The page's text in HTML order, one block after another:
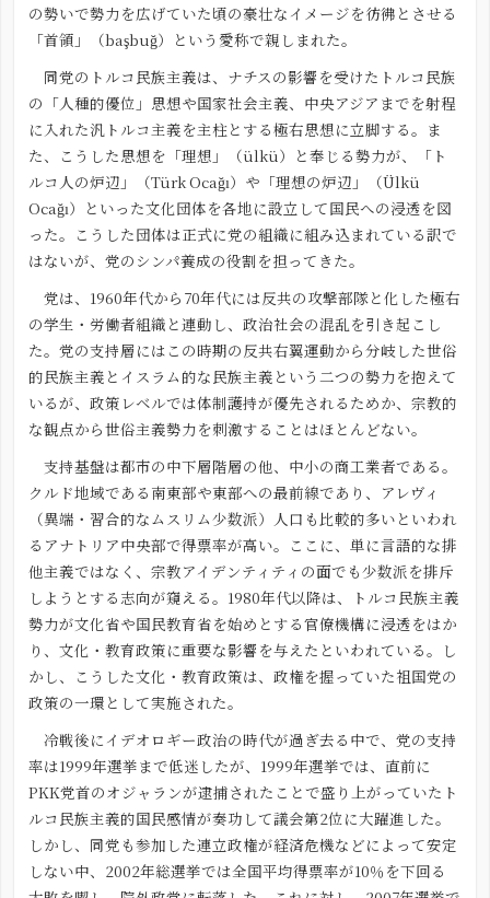
の勢いで勢力を広げていた頃の豪壮なイメージを彷彿とさせる
「首領」（başbuğ）という愛称で親しまれた。
同党のトルコ民族主義は、ナチスの影響を受けたトルコ民族
の「人種的優位」思想や国家社会主義、中央アジアまでを射程
に入れた汎トルコ主義を主柱とする極右思想に立脚する。ま
た、こうした思想を「理想」（ülkü）と奉じる勢力が、「ト
ルコ人の炉辺」（Türk Ocağı）や「理想の炉辺」（Ülkü
Ocağı）といった文化団体を各地に設立して国民への浸透を図
った。こうした団体は正式に党の組織に組み込まれている訳で
はないが、党のシンパ養成の役割を担ってきた。
党は、1960年代から70年代には反共の攻撃部隊と化した極右
の学生・労働者組織と連動し、政治社会の混乱を引き起こし
た。党の支持層にはこの時期の反共右翼運動から分岐した世俗
的民族主義とイスラム的な民族主義という二つの勢力を抱えて
いるが、政策レベルでは体制護持が優先されるためか、宗教的
な観点から世俗主義勢力を刺激することはほとんどない。
支持基盤は都市の中下層階層の他、中小の商工業者である。
クルド地域である南東部や東部への最前線であり、アレヴィ
（異端・習合的なムスリム少数派）人口も比較的多いといわれ
るアナトリア中央部で得票率が高い。ここに、単に言語的な排
他主義ではなく、宗教アイデンティティの面でも少数派を排斥
しようとする志向が窺える。1980年代以降は、トルコ民族主義
勢力が文化省や国民教育省を始めとする官僚機構に浸透をはか
り、文化・教育政策に重要な影響を与えたといわれている。し
かし、こうした文化・教育政策は、政権を握っていた祖国党の
政策の一環として実施された。
冷戦後にイデオロギー政治の時代が過ぎ去る中で、党の支持
率は1999年選挙まで低迷したが、1999年選挙では、直前に
PKK党首のオジャランが逮捕されたことで盛り上がっていたト
ルコ民族主義的国民感情が奏功して議会第2位に大躍進した。
しかし、同党も参加した連立政権が経済危機などによって安定
しない中、2002年総選挙では全国平均得票率が10％を下回る